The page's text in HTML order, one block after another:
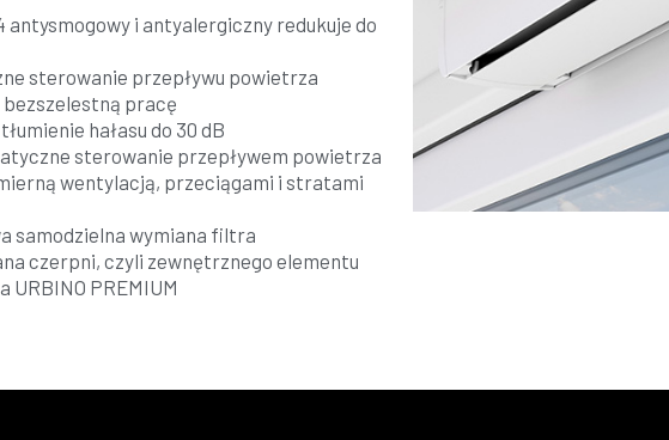
antysmogowy i antyalergiczny redukuje do
sterowanie przepływu powietrza
pracę
hałasu do 30 dB
sterowanie przepływem powietrza
wentylacją, przeciągami i stratami
samodzielna wymiana filtra
czerpni, czyli zewnętrznego elementu
URBINO PREMIUM